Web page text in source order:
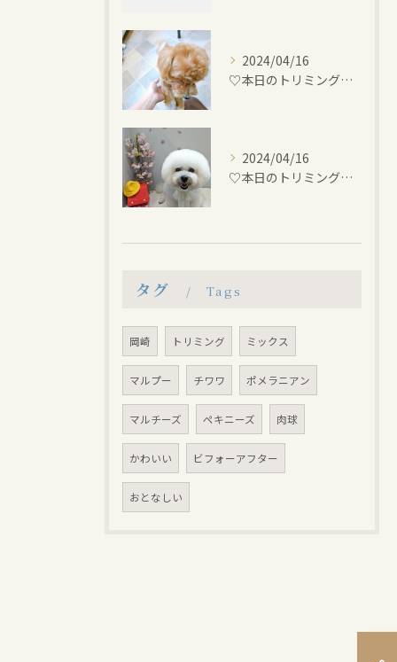
2024/04/16
♡本日のトリミング♡⁠~岡崎トリミングサロン~
2024/04/16
♡本日のトリミング♡⁠~岡崎トリミングサロン~
タグ Tags
岡崎 トリミング ミックス
マルプー チワワ ポメラニアン
マルチーズ ペキニーズ 肉球
かわいい ビフォーアフター
おとなしい